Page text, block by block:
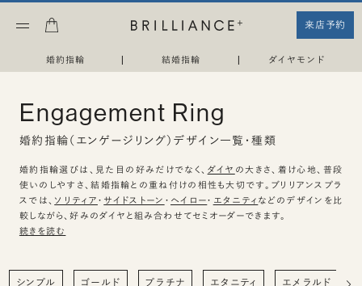
来店予約
婚約指輪 | 結婚指輪 | ダイヤモンド
Engagement Ring
婚約指輪（エンゲージリング）デザイン一覧・種類
婚約指輪選びは、見た目の好みだけでなく、 ダイヤ の大きさ、着け心地、普段
使いのしやすさ、結婚指輪との重ね付けの相性も大切です。ブリリアンスプラ
スでは、 ソリティア ・ サイドストーン ・ ヘイロー・ エタニティ などのデザインを比
較しながら、好みのダイヤと組み合わせてセミオーダーできます。
続きを読む
シンプル ゴールド プラチナ エタニティ エメラルド